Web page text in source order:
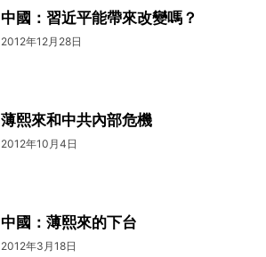
中國：習近平能帶來改變嗎？
2012年12月28日
薄熙來和中共內部危機
2012年10月4日
中國：薄熙來的下台
2012年3月18日